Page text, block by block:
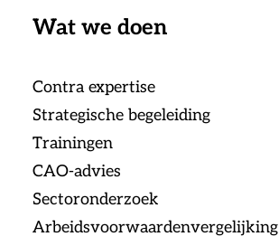
Wat we doen
Contra expertise
Strategische begeleiding
Trainingen
CAO-advies
Sectoronderzoek
Arbeidsvoorwaardenvergelijking